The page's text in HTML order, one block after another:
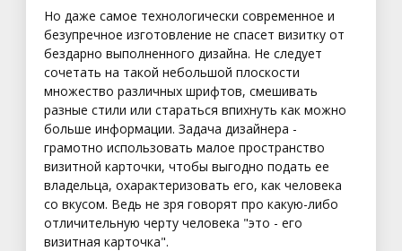
Но даже самое технологически современное и
безупречное изготовление не спасет визитку от
бездарно выполненного дизайна. Не следует
сочетать на такой небольшой плоскости
множество различных шрифтов, смешивать
разные стили или стараться впихнуть как можно
больше информации. Задача дизайнера -
грамотно использовать малое пространство
визитной карточки, чтобы выгодно подать ее
владельца, охарактеризовать его, как человека
со вкусом. Ведь не зря говорят про какую-либо
отличительную черту человека "это - его
визитная карточка".